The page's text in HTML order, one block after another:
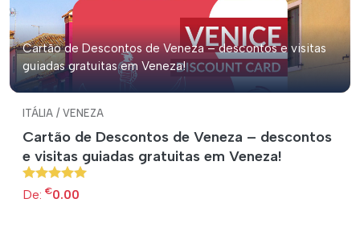
Cartão de Descontos de Veneza – descontos e visitas
guiadas gratuitas em Veneza!
ITÁLIA / VENEZA
Cartão de Descontos de Veneza – descontos
e visitas guiadas gratuitas em Veneza!
De: €0.00